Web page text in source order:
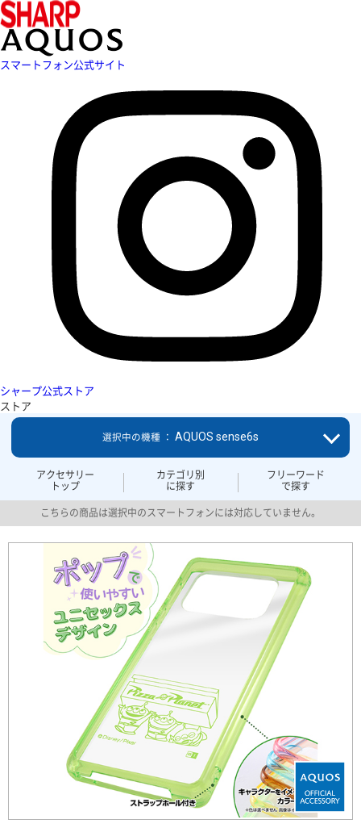
スマートフォン公式サイト
シャープ公式ストア
ストア
アクセサリー
トップ
カテゴリ別
に探す
フリーワード
で探す
選択中の機種 ： AQUOS sense6s
こちらの商品は選択中のスマートフォンには対応していません。